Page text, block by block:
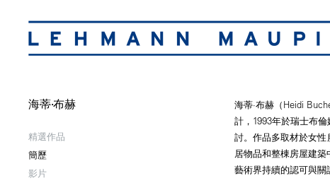
海蒂·布赫
精選作品
簡歷
影片
海蒂·布赫（Heidi
計，1993年於瑞士布
討。作品多取材於女
居物品和整棟房屋建
藝術界持續的認可與關